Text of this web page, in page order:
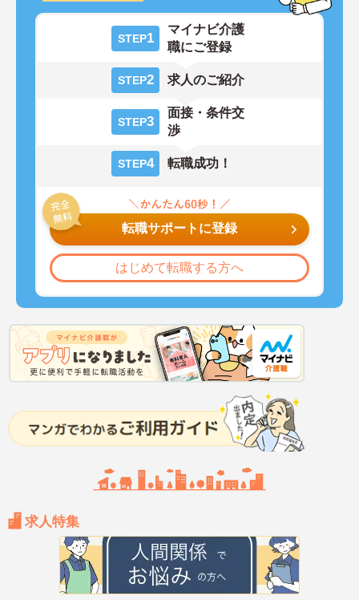
STEP1
マイナビ介護
職にご登録
STEP2 求人のご紹介
STEP3
面接・条件交
渉
STEP4 転職成功！
転職サポートに登録
はじめて転職する方へ
求人特集